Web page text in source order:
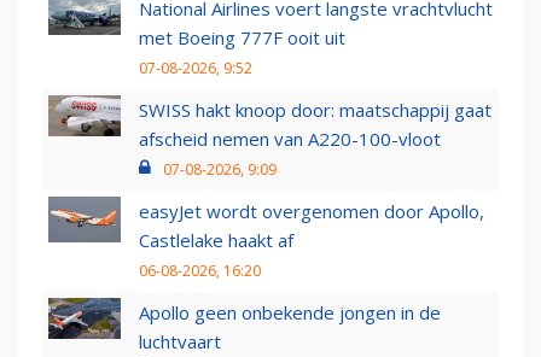
National Airlines voert langste vrachtvlucht
met Boeing 777F ooit uit
07-08-2026, 9:52
SWISS hakt knoop door: maatschappij gaat
afscheid nemen van A220-100-vloot
07-08-2026, 9:09
easyJet wordt overgenomen door Apollo,
Castlelake haakt af
06-08-2026, 16:20
Apollo geen onbekende jongen in de
luchtvaart